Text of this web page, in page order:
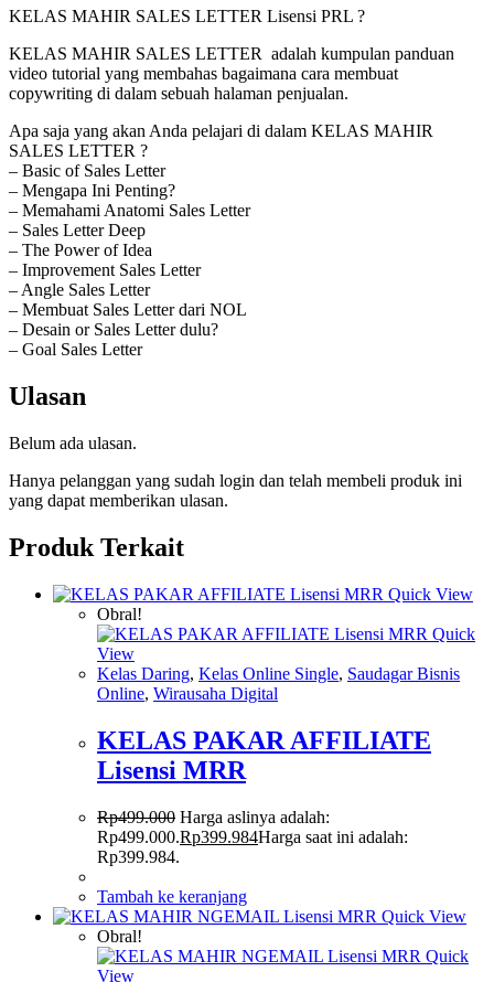
KELAS MAHIR SALES LETTER Lisensi PRL ?
KELAS MAHIR SALES LETTER adalah kumpulan panduan
video tutorial yang membahas bagaimana cara membuat
copywriting di dalam sebuah halaman penjualan.
Apa saja yang akan Anda pelajari di dalam KELAS MAHIR
SALES LETTER ?
– Basic of Sales Letter
– Mengapa Ini Penting?
– Memahami Anatomi Sales Letter
– Sales Letter Deep
– The Power of Idea
– Improvement Sales Letter
– Angle Sales Letter
– Membuat Sales Letter dari NOL
– Desain or Sales Letter dulu?
– Goal Sales Letter
Ulasan
Belum ada ulasan.
Hanya pelanggan yang sudah login dan telah membeli produk ini
yang dapat memberikan ulasan.
Produk Terkait
Quick View
Obral!
Quick
View
Kelas Daring, Kelas Online Single, Saudagar Bisnis
Online, Wirausaha Digital
KELAS PAKAR AFFILIATE
Lisensi MRR
Rp499.000 Harga aslinya adalah:
Rp499.000.Rp399.984Harga saat ini adalah:
Rp399.984.
Tambah ke keranjang
Quick View
Obral!
Quick
View